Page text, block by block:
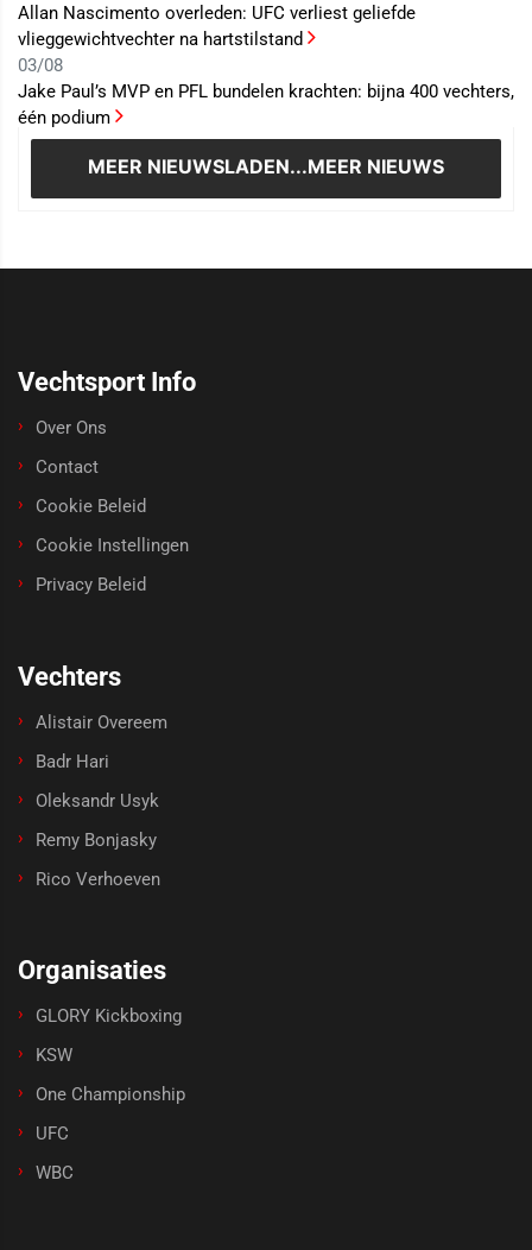
Allan Nascimento overleden: UFC verliest geliefde
vlieggewichtvechter na hartstilstand
03/08
Jake Paul’s MVP en PFL bundelen krachten: bijna 400 vechters,
één podium
MEER NIEUWSLADEN...MEER NIEUWS
Vechtsport Info
Over Ons
Contact
Cookie Beleid
Cookie Instellingen
Privacy Beleid
Vechters
Alistair Overeem
Badr Hari
Oleksandr Usyk
Remy Bonjasky
Rico Verhoeven
Organisaties
GLORY Kickboxing
KSW
One Championship
UFC
WBC